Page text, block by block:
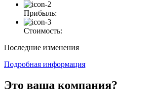
Прибыль:
Стоимость:
Последние изменения
Подробная информация
Это ваша компания?